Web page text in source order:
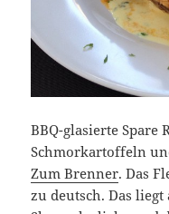
BBQ-glasierte Spare
Schmorkartoffeln
Zum Brenner. Das
zu deutsch. Das liegt